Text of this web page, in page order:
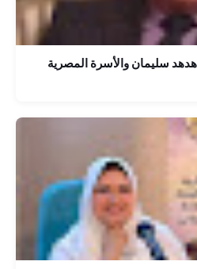
سليمان والأسرة المصرية